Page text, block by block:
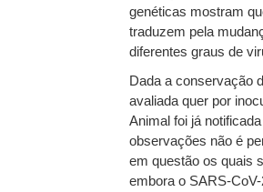
genéticas mostram
traduzem pela
diferentes graus de
Dada a conservação
avaliada quer por
Animal foi já
observações não é
em questão os quais
embora o SARS-